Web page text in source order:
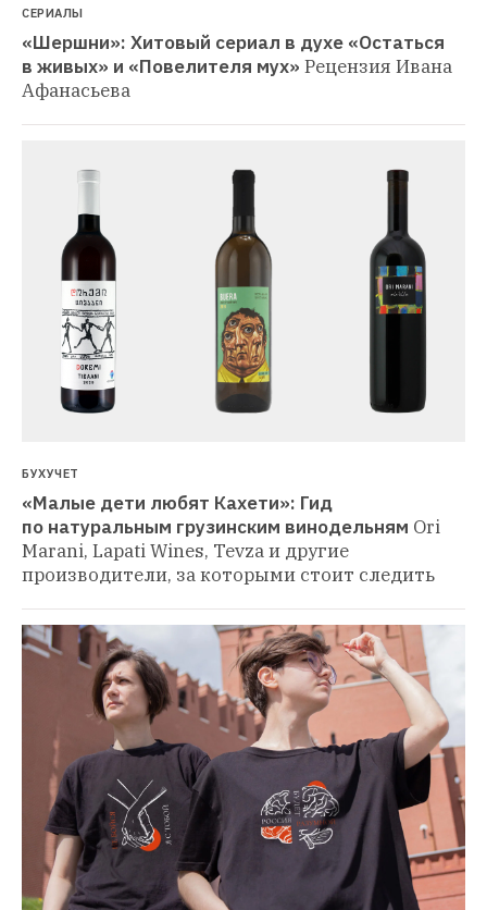
СЕРИАЛЫ
«Шершни»: Хитовый сериал в духе «Остаться
в живых» и «Повелителя мух» Рецензия Ивана
Афанасьева
БУХУЧЕТ
«Малые дети любят Кахети»: Гид
по натуральным грузинским винодельням Ori
Marani, Lapati Wines, Tevza и другие
производители, за которыми стоит следить